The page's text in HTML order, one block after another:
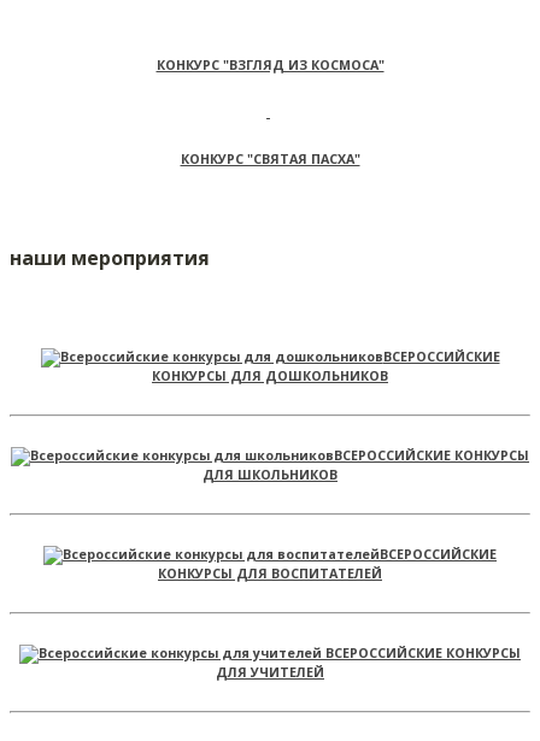
КОНКУРС "ВЗГЛЯД ИЗ КОСМОСА"
КОНКУРС "СВЯТАЯ ПАСХА"
наши мероприятия
ВСЕРОССИЙСКИЕ
КОНКУРСЫ ДЛЯ ДОШКОЛЬНИКОВ
ВСЕРОССИЙСКИЕ КОНКУРСЫ
ДЛЯ ШКОЛЬНИКОВ
ВСЕРОССИЙСКИЕ
КОНКУРСЫ ДЛЯ ВОСПИТАТЕЛЕЙ
ВСЕРОССИЙСКИЕ КОНКУРСЫ
ДЛЯ УЧИТЕЛЕЙ